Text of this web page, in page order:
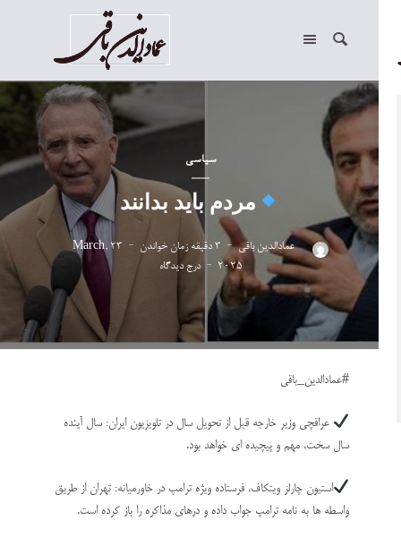
سیاسی
مردم باید بدانند
عمادالدین باقی 3 دقیقه زمان خواندن
23 March,
2025
درج دیدگاه
#عمادالدین_باقی
عراقچی وزیر خارجه قبل از تحویل سال در تلویزیون ایران: سال آینده
سال سخت، مهم و پیچیده ای خواهد بود.
استیون چارلز ویتکاف، فرستاده ویژه ترامپ در خاورمیانه: تهران از طریق
واسطه ها به نامه ترامپ جواب داده و درهای مذاکره را باز کرده است.